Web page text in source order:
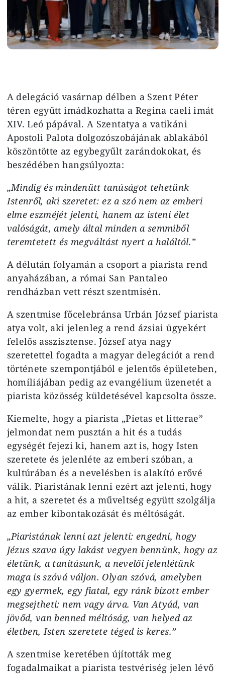
A delegáció vasárnap délben a Szent Péter
téren együtt imádkozhatta a Regina caeli imát
XIV. Leó pápával. A Szentatya a vatikáni
Apostoli Palota dolgozószobájának ablakából
köszöntötte az egybegyűlt zarándokokat, és
beszédében hangsúlyozta:
„Mindig és mindenütt tanúságot tehetünk
Istenről, aki szeretet: ez a szó nem az emberi
elme eszméjét jelenti, hanem az isteni élet
valóságát, amely által minden a semmiből
teremtetett és megváltást nyert a haláltól.”
A délután folyamán a csoport a piarista rend
anyaházában, a római San Pantaleo
rendházban vett részt szentmisén.
A szentmise főcelebránsa Urbán József piarista
atya volt, aki jelenleg a rend ázsiai ügyekért
felelős asszisztense. József atya nagy
szeretettel fogadta a magyar delegációt a rend
története szempontjából e jelentős épületeben,
homíliájában pedig az evangélium üzenetét a
piarista közösség küldetésével kapcsolta össze.
Kiemelte, hogy a piarista „Pietas et litterae”
jelmondat nem pusztán a hit és a tudás
egységét fejezi ki, hanem azt is, hogy Isten
szeretete és jelenléte az emberi szóban, a
kultúrában és a nevelésben is alakító erővé
válik. Piaristának lenni ezért azt jelenti, hogy
a hit, a szeretet és a műveltség együtt szolgálja
az ember kibontakozását és méltóságát.
„Piaristának lenni azt jelenti: engedni, hogy
Jézus szava úgy lakást vegyen bennünk, hogy az
életünk, a tanításunk, a nevelői jelenlétünk
maga is szóvá váljon. Olyan szóvá, amelyben
egy gyermek, egy fiatal, egy ránk bízott ember
megsejtheti: nem vagy árva. Van Atyád, van
jövőd, van benned méltóság, van helyed az
életben, Isten szeretete téged is keres.”
A szentmise keretében újították meg
fogadalmaikat a piarista testvériség jelen lévő